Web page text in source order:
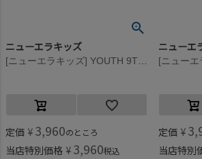
ニューエラキッズ
定価 ¥ 3,960のところ
当店特別価格 ¥ 3,960税込
ニューエ
定価 ¥
当店特別